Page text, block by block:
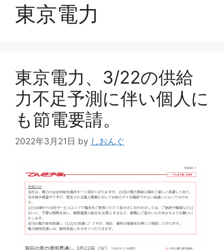
東京電力
東京電力、3/22の供給
力不足予測に伴い個人に
も節電要請。
2022年3月21日 by しおんぐ